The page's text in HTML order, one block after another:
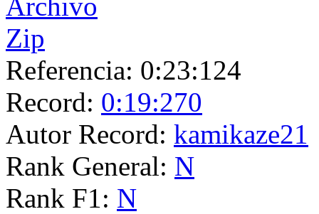
Referencia: 0:23:124
Record: 0:19:270
Autor Record: kamikaze21
Rank General: N
Rank F1: N